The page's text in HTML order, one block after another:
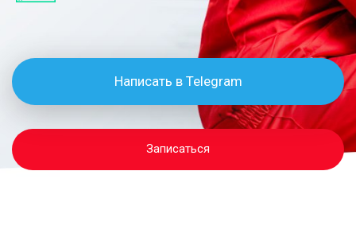
Написать в Telegram
Записаться